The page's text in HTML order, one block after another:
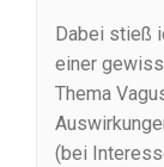
Dabei stieß
einer
Thema
(bei